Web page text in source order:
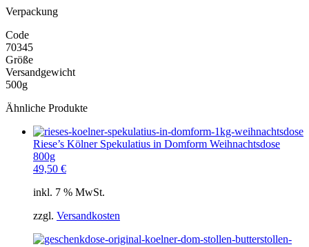
Verpackung
Code
70345
Größe
Versandgewicht
500g
Ähnliche Produkte
Riese’s Kölner Spekulatius in Domform Weihnachtsdose
800g
49,50 €
inkl. 7 % MwSt.
zzgl. Versandkosten